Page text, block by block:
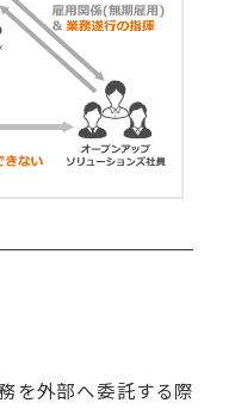
を外部へ委託する際